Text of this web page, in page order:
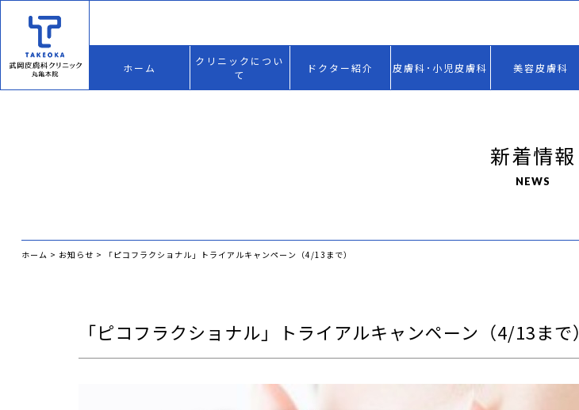
ホーム
クリニックについ
て
ドクター紹介 皮膚科･小児皮膚科 美容皮膚科
新着情報
NEWS
ホーム > お知らせ > 「ピコフラクショナル」トライアルキャンペーン（4/13まで）
「ピコフラクショナル」トライアルキャンペーン（4/13まで）